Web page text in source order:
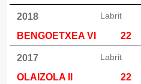
2018
BENGOETXEA VI
22
Labrit
2017
OLAIZOLA II
22
Labrit